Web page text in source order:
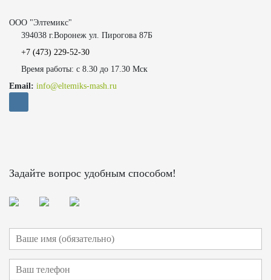
ООО "Элтемикс"
394038 г.Воронеж ул. Пирогова 87Б
+7 (473) 229-52-30
Время работы: с 8.30 до 17.30 Мск
Email: info@eltemiks-mash.ru
Задайте вопрос удобным способом!